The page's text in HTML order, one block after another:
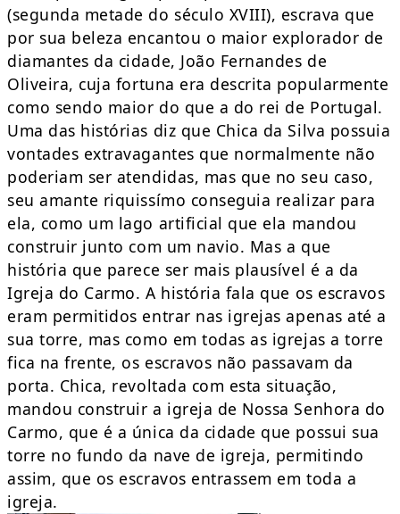
(segunda metade do século XVIII), escrava que
por sua beleza encantou o maior explorador de
diamantes da cidade, João Fernandes de
Oliveira, cuja fortuna era descrita popularmente
como sendo maior do que a do rei de Portugal.
Uma das histórias diz que Chica da Silva possuia
vontades extravagantes que normalmente não
poderiam ser atendidas, mas que no seu caso,
seu amante riquissímo conseguia realizar para
ela, como um lago artificial que ela mandou
construir junto com um navio. Mas a que
história que parece ser mais plausível é a da
Igreja do Carmo. A história fala que os escravos
eram permitidos entrar nas igrejas apenas até a
sua torre, mas como em todas as igrejas a torre
fica na frente, os escravos não passavam da
porta. Chica, revoltada com esta situação,
mandou construir a igreja de Nossa Senhora do
Carmo, que é a única da cidade que possui sua
torre no fundo da nave de igreja, permitindo
assim, que os escravos entrassem em toda a
igreja.